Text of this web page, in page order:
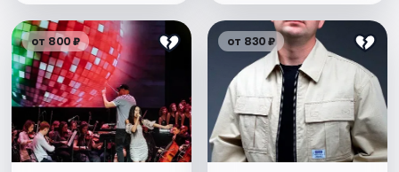
от 800 ₽ от 830 ₽